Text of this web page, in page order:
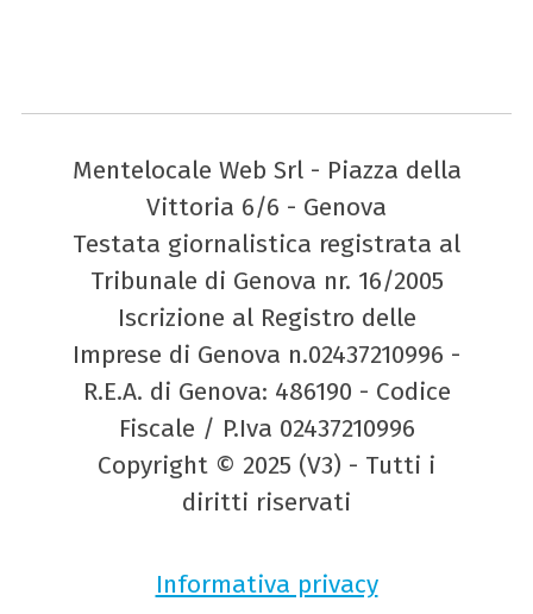
Mentelocale Web Srl - Piazza della
Vittoria 6/6 - Genova
Testata giornalistica registrata al
Tribunale di Genova nr. 16/2005
Iscrizione al Registro delle
Imprese di Genova n.02437210996 -
R.E.A. di Genova: 486190 - Codice
Fiscale / P.Iva 02437210996
Copyright © 2025 (V3) - Tutti i
diritti riservati
Informativa privacy